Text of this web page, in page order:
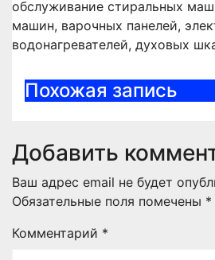
обслуживание стиральных
машин, варочных панелей,
водонагревателей, духовых
Похожая запись
Добавить
Ваш адрес email не будет
Обязательные поля помечены *
Комментарий *